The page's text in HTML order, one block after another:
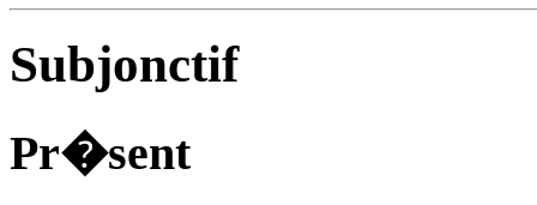
Subjonctif
Pr�sent